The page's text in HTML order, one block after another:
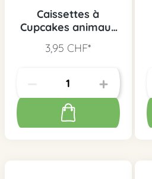
Caissettes à
Cupcakes animaux
pcs.
3,95 CHF*